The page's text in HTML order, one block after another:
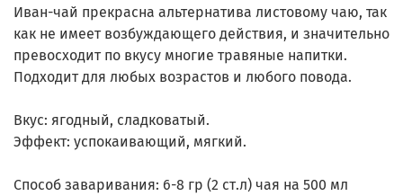
Иван-чай прекрасна альтернатива листовому чаю, так
как не имеет возбуждающего действия, и значительно
превосходит по вкусу многие травяные напитки.
Подходит для любых возрастов и любого повода.
Вкус: ягодный, сладковатый.
Эффект: успокаивающий, мягкий.
Способ заваривания: 6-8 гр (2 ст.л) чая на 500 мл